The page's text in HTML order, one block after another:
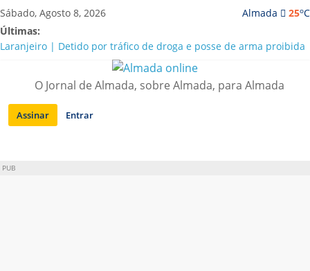
Saltar
para
conteúdo
Almada 25oC
Sábado, Agosto 8, 2026
Últimas:
Laranjeiro | Detido por tráfico de droga e posse de arma proibida
A “crise” da água em Almada: ilações e ensinamentos necessários
Costa da Caparica | Polícia Marítima e ASAE detectam
irregularidades em habitações e restaurantes
APA diz que falta de água em Almada “foi um problema de má
O Jornal de Almada, sobre Almada, para Almada
Assinar Entrar
PUB